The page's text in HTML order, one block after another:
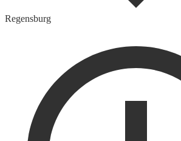
Regensburg